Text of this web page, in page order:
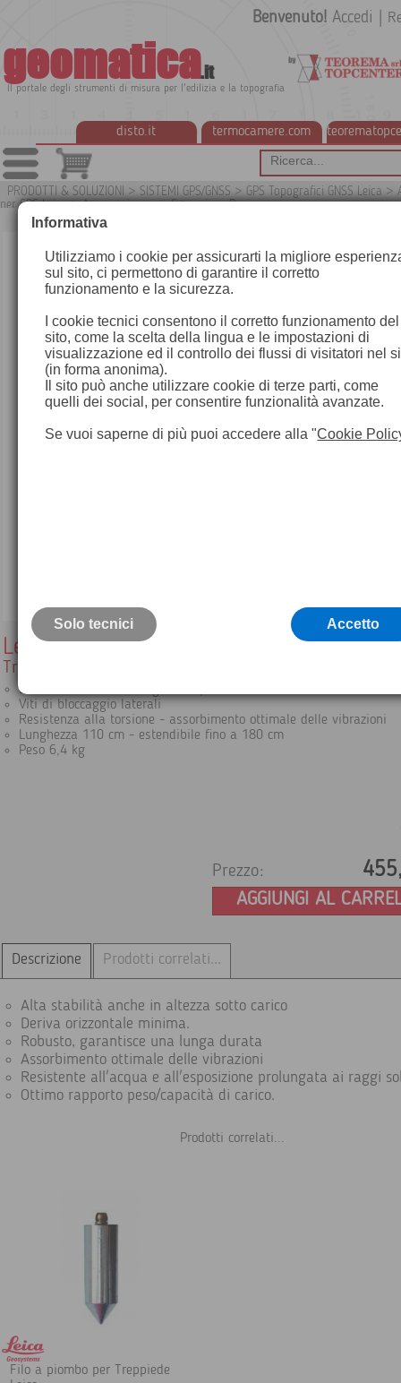
geomatica.it
Il portale degli strumenti di misura per l'edilizia e la topografia
disto.it termocamere.com
Benvenuto! Accedi
PRODOTTI & SOLUZIONI > SISTEMI GPS/GNSS > GPS Topografici GNSS Leica >
per GPS Leica>Accessori per configurazione Base
Leica GST20
Treppiede pesante in legno
Struttura solida con cinghia a spalla
Viti di bloccaggio laterali
Resistenza alla torsione - assorbimento ottimale delle vibrazioni
Lunghezza 110 cm - estendibile fino a 180 cm
Peso 6,4 kg
Prezzo:
AGGIUNGI AL
Descrizione Prodotti correlati...
Alta stabilità anche in altezza sotto carico
Deriva orizzontale minima.
Robusto, garantisce una lunga durata
Assorbimento ottimale delle vibrazioni
Resistente all'acqua e all'esposizione prolungata ai raggi
Ottimo rapporto peso/capacità di carico.
Prodotti correlati...
Filo a piombo per Treppiede
Informativa
Utilizziamo i cookie per assicurarti la migliore
sul sito, ci permettono di garantire il corretto
funzionamento e la sicurezza.
I cookie tecnici consentono il corretto funzionamento del
sito, come la scelta della lingua e le impostazioni di
visualizzazione ed il controllo dei flussi di visitatori nel
(in forma anonima).
Il sito può anche utilizzare cookie di terze parti, come
quelli dei social, per consentire funzionalità avanzate.
Se vuoi saperne di più puoi accedere alla "Cookie
Solo tecnici Accetto